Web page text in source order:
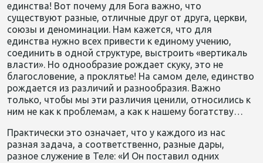
единства! Вот почему для Бога важно, что
существуют разные, отличные друг от друга, церкви,
союзы и деноминации. Нам кажется, что для
единства нужно всех привести к единому учению,
соединить в одной структуре, выстроить «вертикаль
власти». Но однообразие рождает скуку, это не
благословение, а проклятье! На самом деле, единство
рождается из различий и разнообразия. Важно
только, чтобы мы эти различия ценили, относились к
ним не как к проблемам, а как к нашему богатству…
Практически это означает, что у каждого из нас
разная задача, а соответственно, разные дары,
разное служение в Теле: «И Он поставил одних